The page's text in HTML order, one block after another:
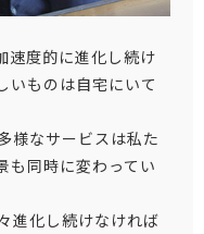
速度的に進化し続け
いものは自宅にいて
様なサービスは私た
も同時に変わってい
進化し続けなければ